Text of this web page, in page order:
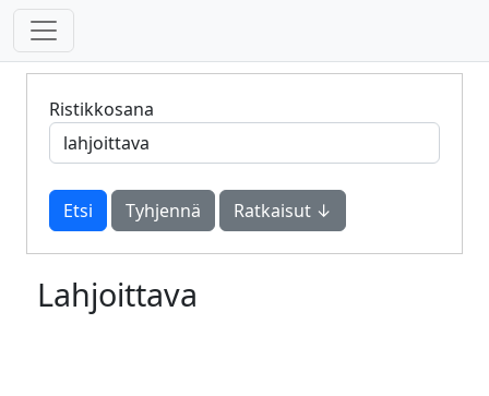
Ristikkosana
Tyhjennä Ratkaisut ↓
Lahjoittava